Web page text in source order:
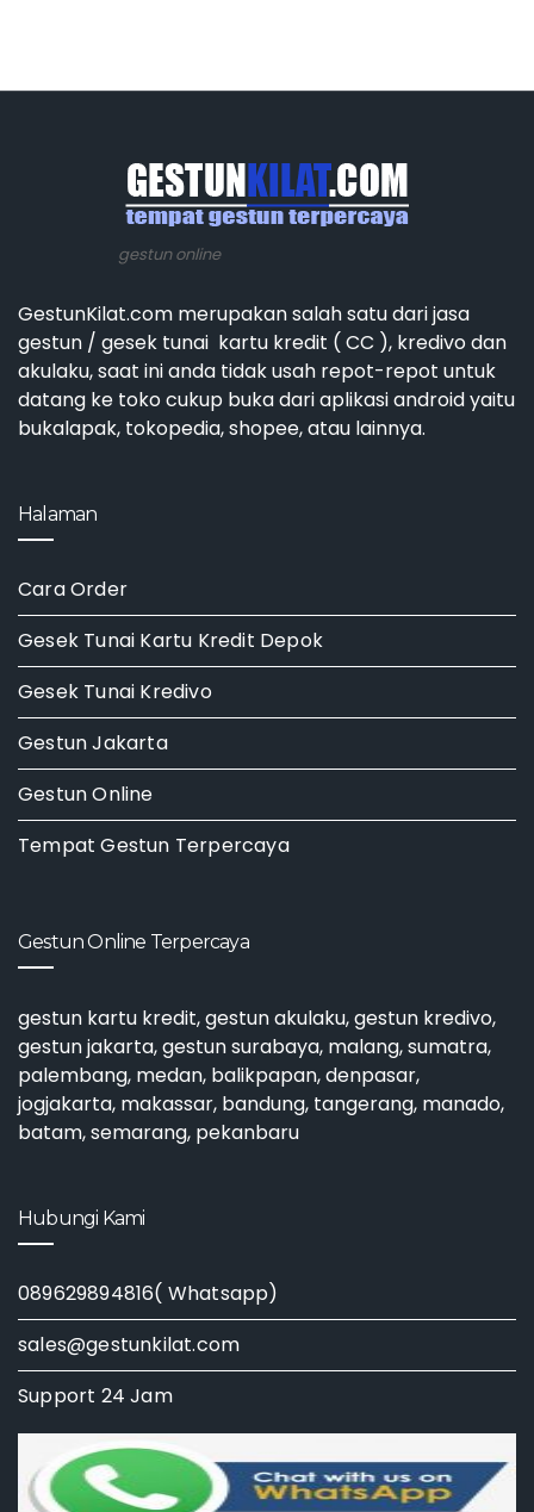
gestun online
GestunKilat.com merupakan salah satu dari jasa
gestun / gesek tunai kartu kredit ( CC ), kredivo dan
akulaku, saat ini anda tidak usah repot-repot untuk
datang ke toko cukup buka dari aplikasi android yaitu
bukalapak, tokopedia, shopee, atau lainnya.
Halaman
Cara Order
Gesek Tunai Kartu Kredit Depok
Gesek Tunai Kredivo
Gestun Jakarta
Gestun Online
Tempat Gestun Terpercaya
Gestun Online Terpercaya
gestun kartu kredit,gestun akulaku,gestun kredivo,
gestun jakarta,gestun surabaya, malang, sumatra,
palembang, medan, balikpapan, denpasar,
jogjakarta, makassar, bandung, tangerang, manado,
batam, semarang, pekanbaru
Hubungi Kami
089629894816( Whatsapp)
sales@gestunkilat.com
Support 24 Jam